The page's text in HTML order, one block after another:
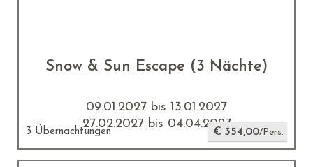
Snow & Sun Escape (3 Nächte)
09.01.2027 bis 13.01.2027
27.02.2027 bis 04.04.2027
3 Übernachtungen € 354,00/Pers.